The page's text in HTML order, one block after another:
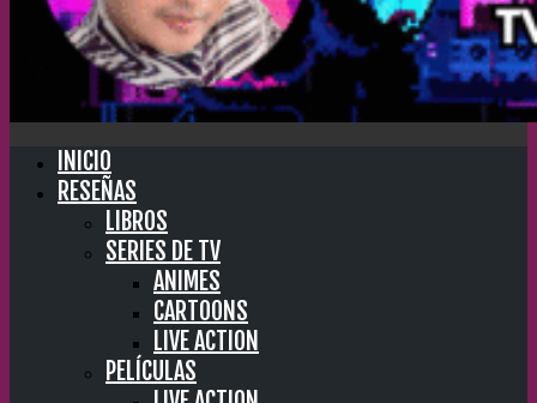
INICIO
RESEÑAS
LIBROS
SERIES DE TV
ANIMES
CARTOONS
LIVE ACTION
PELÍCULAS